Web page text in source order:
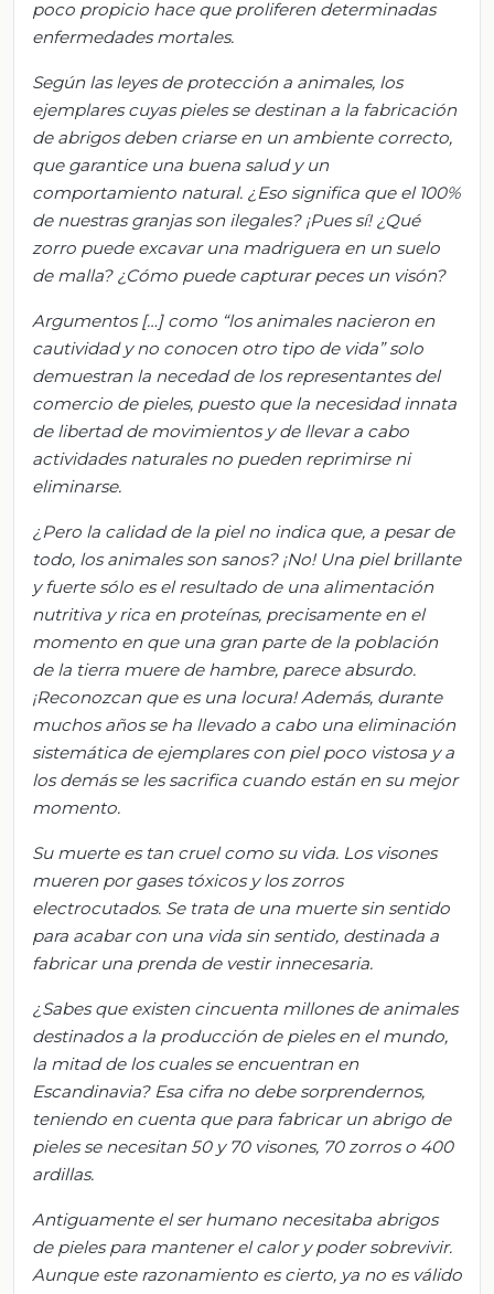
poco propicio hace que proliferen determinadas
enfermedades mortales.
Según las leyes de protección a animales, los
ejemplares cuyas pieles se destinan a la fabricación
de abrigos deben criarse en un ambiente correcto,
que garantice una buena salud y un
comportamiento natural. ¿Eso significa que el 100%
de nuestras granjas son ilegales? ¡Pues sí! ¿Qué
zorro puede excavar una madriguera en un suelo
de malla? ¿Cómo puede capturar peces un visón?
Argumentos […] como “los animales nacieron en
cautividad y no conocen otro tipo de vida” solo
demuestran la necedad de los representantes del
comercio de pieles, puesto que la necesidad innata
de libertad de movimientos y de llevar a cabo
actividades naturales no pueden reprimirse ni
eliminarse.
¿Pero la calidad de la piel no indica que, a pesar de
todo, los animales son sanos? ¡No! Una piel brillante
y fuerte sólo es el resultado de una alimentación
nutritiva y rica en proteínas, precisamente en el
momento en que una gran parte de la población
de la tierra muere de hambre, parece absurdo.
¡Reconozcan que es una locura! Además, durante
muchos años se ha llevado a cabo una eliminación
sistemática de ejemplares con piel poco vistosa y a
los demás se les sacrifica cuando están en su mejor
momento.
Su muerte es tan cruel como su vida. Los visones
mueren por gases tóxicos y los zorros
electrocutados. Se trata de una muerte sin sentido
para acabar con una vida sin sentido, destinada a
fabricar una prenda de vestir innecesaria.
¿Sabesque existen cincuenta millones de animales
destinados a la producción de pieles en el mundo,
la mitad de los cuales se encuentran en
Escandinavia? Esa cifra no debe sorprendernos,
teniendo en cuenta que para fabricar un abrigo de
pieles se necesitan 50 y 70 visones, 70 zorros o 400
ardillas.
Antiguamente el ser humano necesitaba abrigos
de pieles para mantener el calor y poder sobrevivir.
Aunque este razonamiento es cierto, ya no es válido